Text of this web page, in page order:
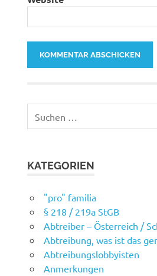
nach:
KATEGORIEN
"pro" familia
§ 218 / 219a StGB
Abtreiber – Österreich /
Abtreibung, was ist das
Abtreibungslobbyisten
Anmerkungen